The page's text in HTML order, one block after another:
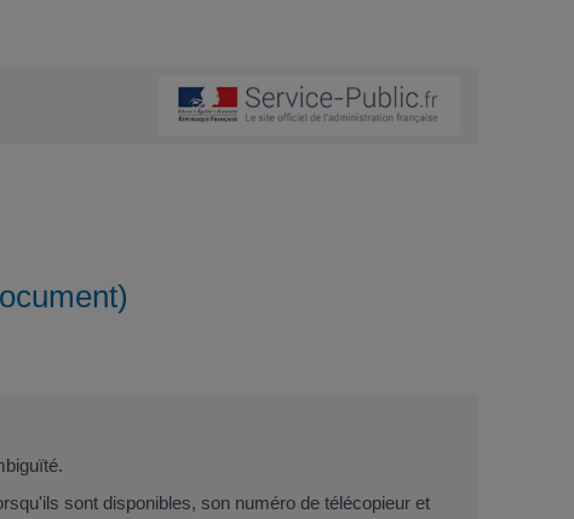
sont disponibles, son numéro de télécopieur et